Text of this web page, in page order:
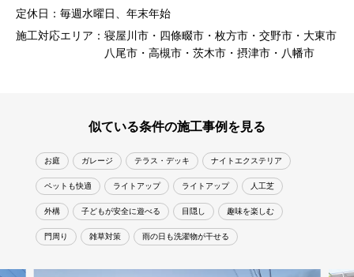
定休日： 毎週水曜日、年末年始
施工対応エリア： 寝屋川市・四條畷市・枚方市・交野市・大東市
八尾市・高槻市・茨木市・摂津市・八幡市
似ている条件の施工事例を見る
お庭 ガレージ テラス・デッキ ナイトエクステリア
ペットも快適 ライトアップ ライトアップ 人工芝
外構 子どもが安全に遊べる 目隠し 趣味を楽しむ
門周り 雑草対策 雨の日も洗濯物が干せる